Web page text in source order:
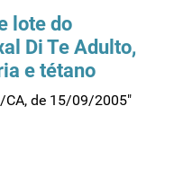
lote do
Di Te Adulto,
e tétano
CA, de 15/09/2005"